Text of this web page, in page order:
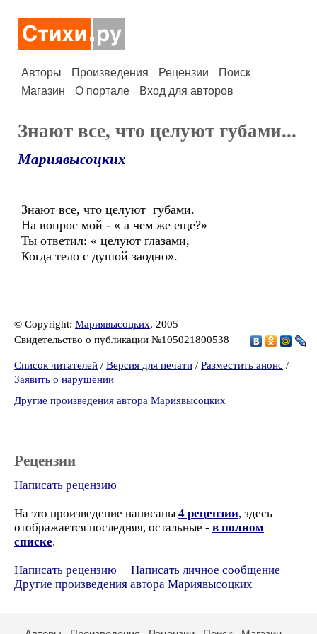
Авторы Произведения Рецензии
Поиск
Магазин
О портале Вход для авторов
Знают все, что целуют губами...
Мариявысоцких
Знают все, что целуют губами.
На вопрос мой - « а чем же еще?»
Ты ответил: « целуют глазами,
Когда тело с душой заодно».
© Copyright: Мариявысоцких, 2005
Свидетельство о публикации №105021800538
Список читателей / Версия для печати / Разместить анонс /
Заявить о нарушении
Другие произведения автора Мариявысоцких
Рецензии
Написать рецензию
На это произведение написаны 4 рецензии, здесь
отображается последняя, остальные - в полном
списке.
Написать рецензию
Написать личное сообщение
Другие произведения автора Мариявысоцких